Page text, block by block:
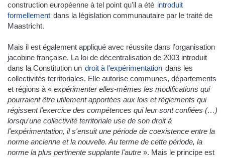
construction européenne à tel point qu’il a été introduit
formellement dans la législation communautaire par le traité de
Maastricht.
Mais il est également appliqué avec réussite dans l’organisation
jacobine française. La loi de décentralisation de 2003 introduit
dans la Constitution un droit à l'expérimentation dans les
collectivités territoriales. Elle autorise communes, départements
et régions à « expérimenter elles-mêmes les modifications qui
pourraient être utilement apportées aux lois et règlements qui
régissent l'exercice des compétences qui leur sont confiées (…)
lorsqu'une collectivité territoriale use de son droit à
l'expérimentation, il s'ensuit une période de coexistence entre la
norme ancienne et la nouvelle. Au terme de cette période, la
norme la plus pertinente supplante l'autre ». Mais le principe est